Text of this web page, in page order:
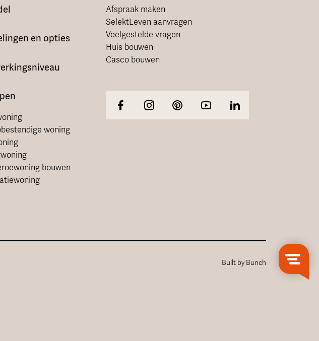
en opties
woning
bouwen
Afspraak maken
SelektLeven aanvragen
Veelgestelde vragen
Huis bouwen
Casco bouwen
Built by Bunch